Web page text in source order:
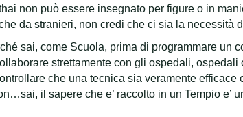
non può essere insegnato per figure o in
da stranieri, non credi che ci sia la necessità
sai, come Scuola, prima di programmare un
strettamente con gli ospedali,
che una tecnica sia veramente
il sapere che e’ raccolto in un Tempio e’